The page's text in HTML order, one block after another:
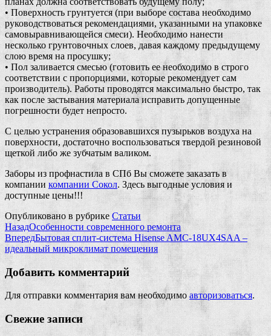
• Поверхность грунтуется (при выборе состава необходимо
руководствоваться рекомендациями, указанными на упаковке
самовыравнивающейся смеси). Необходимо нанести
несколько грунтовочных слоев, давая каждому предыдущему
слою время на просушку;
• Пол заливается смесью (готовить ее необходимо в строго
соответствии с пропорциями, которые рекомендует сам
производитель). Работы проводятся максимально быстро, так
как после застывания материала исправить допущенные
погрешности будет непросто.
С целью устранения образовавшихся пузырьков воздуха на
поверхности, достаточно воспользоваться твердой резиновой
щеткой либо же зубчатым валиком.
Заборы из профнастила в СПб Вы сможете заказать в
компании компании Сокол. Здесь выгодные условия и
доступные цены!!!
Опубликовано в рубрике Статьи
НазадОсобенности современного ремонта
ВпередБытовая сплит-система Hisense AMC-18UX4SAA –
идеальный микроклимат помещения
Добавить комментарий
Для отправки комментария вам необходимо авторизоваться.
Свежие записи